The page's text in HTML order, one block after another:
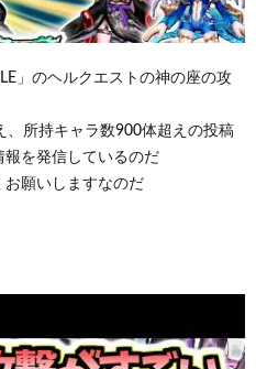
」のヘルクエストの神の座の攻
、所持キャラ数900体超えの投稿
報を発信しているのだ
お願いしますなのだ